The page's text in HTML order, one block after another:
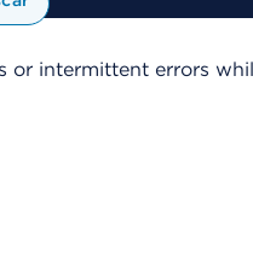
or intermittent errors